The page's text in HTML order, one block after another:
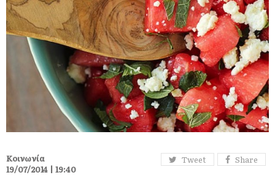
Tweet Share
Κοινωνία
19/07/2014 | 19:40